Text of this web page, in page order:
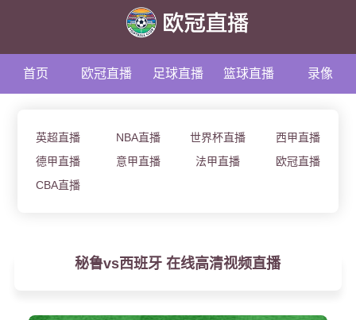
首页 欧冠直播 足球直播 篮球直播 录像
英超直播 NBA直播 世界杯直播
西甲直播
德甲直播
意甲直播 法甲直播
欧冠直播
CBA直播
秘鲁vs西班牙 在线高清视频直播